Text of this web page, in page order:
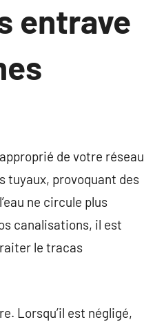
entrave
de votre réseau
tuyaux, provoquant des
ne circule plus
canalisations, il est
le tracas
Lorsqu’il est négligé,